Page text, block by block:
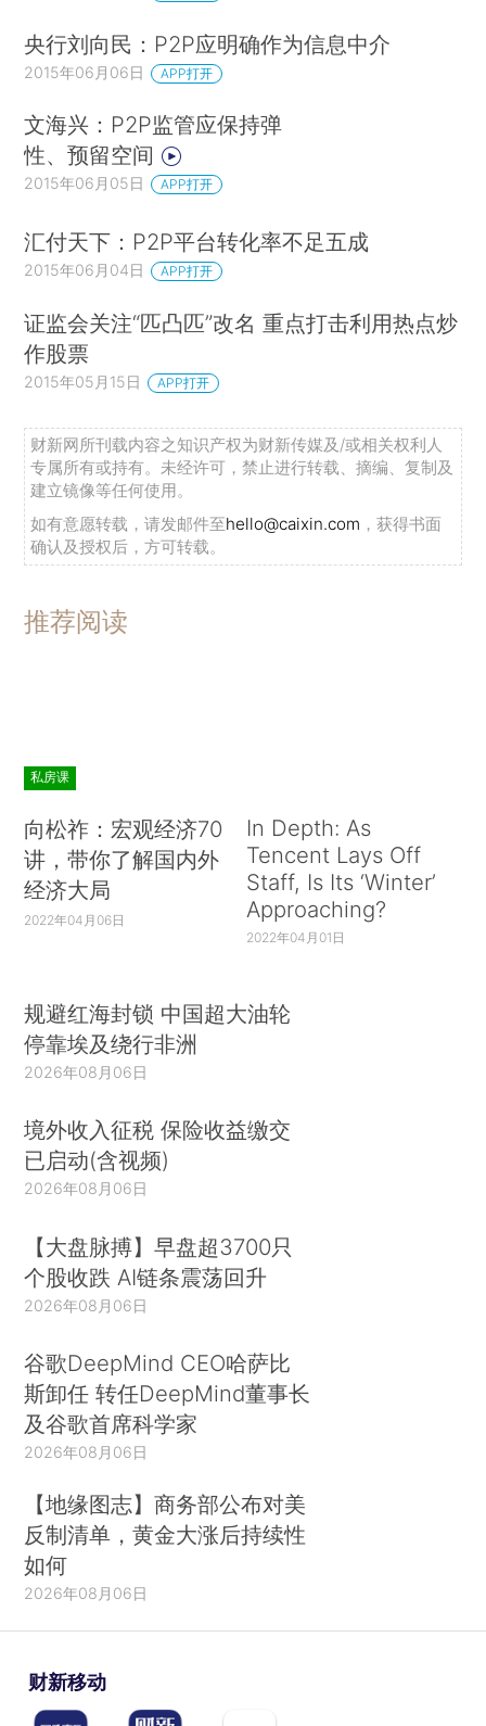
央行刘向民：P2P应明确作为信息中介
2015年06月06日 APP打开
文海兴：P2P监管应保持弹
性、预留空间
2015年06月05日 APP打开
汇付天下：P2P平台转化率不足五成
2015年06月04日 APP打开
证监会关注“匹凸匹”改名 重点打击利用热点炒
作股票
2015年05月15日 APP打开
财新网所刊载内容之知识产权为财新传媒及/或相关权利人
专属所有或持有。未经许可，禁止进行转载、摘编、复制及
建立镜像等任何使用。
如有意愿转载，请发邮件至hello@caixin.com ，获得书面
确认及授权后，方可转载。
推荐阅读
私房课
向松祚：宏观经济70
讲，带你了解国内外
经济大局
2022年04月06日
In Depth: As
Tencent Lays Off
Staff, Is Its ‘Winter’
Approaching?
2022年04月01日
规避红海封锁 中国超大油轮
停靠埃及绕行非洲
2026年08月06日
境外收入征税 保险收益缴交
已启动(含视频)
2026年08月06日
【大盘脉搏】早盘超3700只
个股收跌 AI链条震荡回升
2026年08月06日
谷歌DeepMind CEO哈萨比
斯卸任 转任DeepMind董事长
及谷歌首席科学家
2026年08月06日
【地缘图志】商务部公布对美
反制清单，黄金大涨后持续性
如何
2026年08月06日
财新移动